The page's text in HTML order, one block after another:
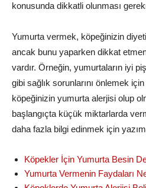
konusunda dikkatli olunması
Yumurta vermek, köpeğinizin
ancak bunu yaparken dikkat
vardır. Örneğin, yumurtaların iyi
gibi sağlık sorunlarını önlemek
köpeğinizin yumurta alerjisi olup
başlangıçta küçük miktarlarda
daha fazla bilgi edinmek için
Köpekler İçin Yumurta Besin
Yumurta Vermenin Faydaları